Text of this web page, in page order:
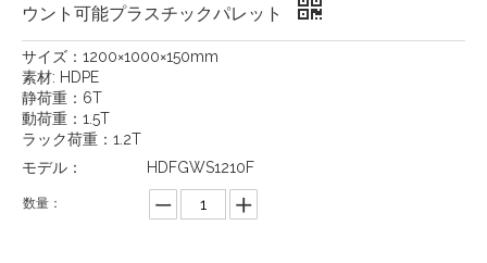
ウント可能プラスチックパレット
サイズ：1200×1000×150mm
素材: HDPE
静荷重：6T
動荷重：1.5T
ラック荷重：1.2T
モデル：
HDFGWS1210F
数量：